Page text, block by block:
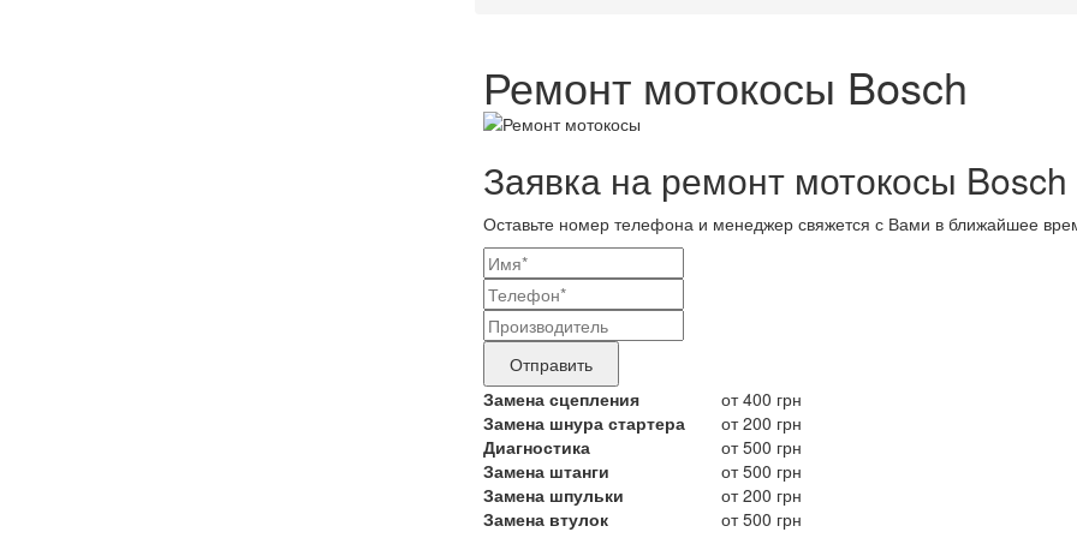
Ремонт мотокосы Bosch
Заявка на ремонт мотокосы Bosch
Оставьте номер телефона и менеджер свяжется с Вами в ближайшее
Ваши
контактные
данные
Название
бренда
продукта,
требующего
ремонта
Отправить
Замена сцепления
от 400 грн
Замена шнура стартера
от 200 грн
Диагностика
от 500 грн
Замена штанги
от 500 грн
Замена шпульки
от 200 грн
Замена втулок
от 500 грн